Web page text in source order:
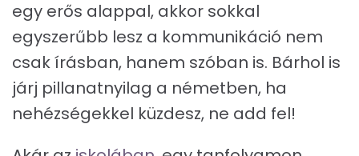
egy erős alappal, akkor sokkal
egyszerűbb lesz a kommunikáció nem
csak írásban, hanem szóban is. Bárhol is
járj pillanatnyilag a németben, ha
nehézségekkel küzdesz, ne add fel!